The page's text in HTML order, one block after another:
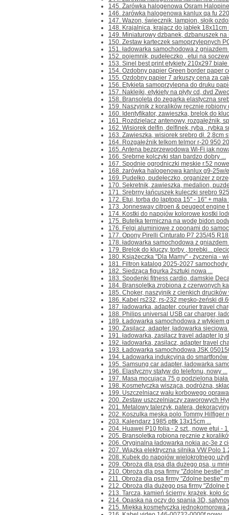
145. Żarówka halogenowa Osram
146. żarówka halogenowa kanlux qa fu
147. Wazon, świecznik, lampion, słoik
148. Krajalnica, krajacz do jabłek
149. Miniaturowy dzbanek, dzbanuszek na
150. Zestaw karteczek samoprzylepnych
151. ładowarka samochodowa z
152. pojemnik, pudełeczko , etui na
153. Sinel best print etykiety 210x297 białe
154. Ozdobny papier Green border paper
155. Ozdobny papier 7 arkuszy cena za
156. Etykieta samoprzylepna do druku
157. Naklejki, etykiety na płyty cd, dvd
158. Bransoleta do zegarka elastyczna
159. Naszyjnik z koralików ręcznie robiony
160. Identyfikator, zawieszka, brelok do
161. Rozdzielacz antenowy, rozgałęźnik,
162. Wisiorek delfin, delfinek, ryba , rybka
163. Zawieszka, wisiorek srebro dł. 2,8cm
164. Rozgałęźnik telkom telmor r-20 950
165. Antena bezprzewodowa Wi-Fi jak
166. Srebrne kolczyki stan bardzo dobry ...
167. Spodnie ogrodniczki męskie r.52
168. żarówka halogenowa kanlux g9-25w/
169. Pudełko, pudełeczko, organizer z
170. Sekretnik, zawieszka, medalion,
171. Srebrny łańcuszek kuleczki srebro
172. Etui, torba do laptopa 15" - 16" + mała
173. Jonnesway citroen & peugeot engine
174. Kostki do napojów kolorowe kostki
175. Butelka termiczna na wodę bidon
176. Felgi aluminiowe z oponami do
177. Opony Pirelli Cinturato P7 235/45
178. ładowarka samochodowa z
179. Brelok do kluczy, torby , torebki...
180. Książeczka "Dla Mamy" - życzenia -
181. Filtron katalog 2025-2027
182. Siedząca figurka 2sztuki nowa ...
183. Spodenki fitness cardio, damskie
184. Bransoletka zrobiona z czerwonych
185. Choker, naszyjnik z cienkich drucików
186. Kabel rs232, rs-232 męsko-żeński
187. ładowarka, adapter, courier travel
188. Philips universal USB car charger,
189. Ładowarka samochodowa z wtykiem
190. Zasilacz, adapter, ładowarka
191. ładowarka, zasilacz travel adapter lg
192. ładowarka, zasilacz, adapter travel
193. Ładowarka samochodowa JSK
194. Ładowarka indukcyjna do
195. Samsung car adapter, ładowarka
196. Elastyczny statyw do telefonu, nowy ...
197. Masa mocująca 75 g podzielona
198. Kosmetyczka wisząca, podróżna,
199. Uszczelniacz wału korbowego
200. Zestaw uszczelniaczy zaworowych
201. Metalowy talerzyk, patera,
202. Koszulka męska polo Tommy Hilfiger
203. Kalendarz 1985 pttk 13x15cm ...
204. Huawei P10 folia - 2 szt., nowe etui -
205. Bransoletka robiona ręcznie z
206. Oryginalna ładowarka nokia ac-3e z
207. Wiązka elektryczna silnika VW Polo
208. Kubek do napojów wielokrotnego
209. Obroża dla psa dla dużego psa, u
210. Obroża dla psa firmy "Zdolne bestie"
211. Obroża dla psa firmy "Zdolne bestie"
212. Obroża dla dużego psa firmy "Zdolne
213. Tarcza, kamień ścierny, krążek, koło
214. Opaska na oczy do spania 3D,
215. Miękka kosmetyczka jednokomorowa